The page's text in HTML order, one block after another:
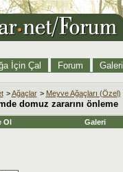
İçin Çal Forum Galeri
>Ağaçlar > Meyve Ağaçları (Özel)
domuz zararını önleme
Ol Galeri